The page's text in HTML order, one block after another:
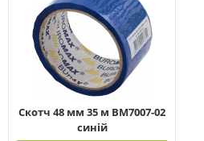
Скотч 48 мм 35 м ВМ7007-02
синій